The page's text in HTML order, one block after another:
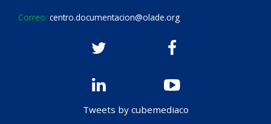
Correo: centro.documentacion@olade.org
Tweets by cubemediaco